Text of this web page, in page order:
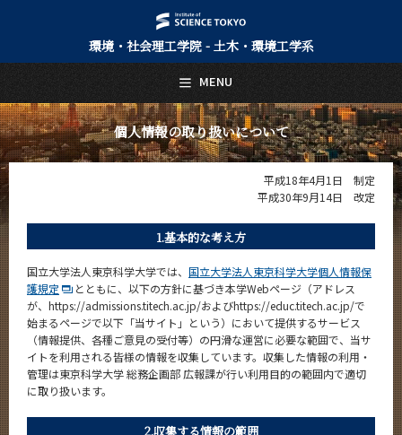
環境・社会理工学院 - 土木・環境工学系
個人情報の取り扱いについて
平成18年4月1日 制定
平成30年9月14日 改定
1.基本的な考え方
国立大学法人東京科学大学では、 国立大学法人東京科学大学個人情報保
護規定
とともに、以下の方針に基づき本学Webページ（アドレス
が、https://admissions.titech.ac.jp/およびhttps://educ.titech.ac.jp/で
始まるページで以下「当サイト」という）において提供するサービス
（情報提供、各種ご意見の受付等）の円滑な運営に必要な範囲で、当サ
イトを利用される皆様の情報を収集しています。収集した情報の利用・
管理は東京科学大学 総務企画部 広報課が行い利用目的の範囲内で適切
に取り扱います。
2.収集する情報の範囲
MENU
日本語 English
トップページ
Top Page
土木・環境工学系について
About Us
教員・研究室
Faculty and Laboratories
未来
Future
入学案内
Admissions
土木・環境工学系 News